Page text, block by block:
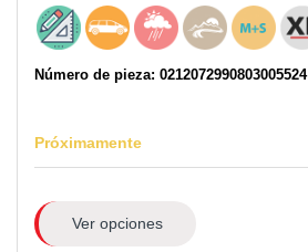
Número de pieza: 0212072990803005524
Próximamente
Ver opciones